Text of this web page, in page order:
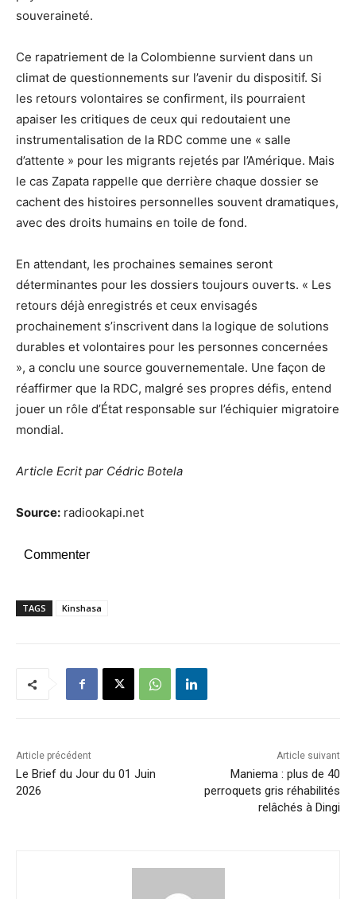
souveraineté.
Ce rapatriement de la Colombienne survient dans un
climat de questionnements sur l’avenir du dispositif. Si
les retours volontaires se confirment, ils pourraient
apaiser les critiques de ceux qui redoutaient une
instrumentalisation de la RDC comme une « salle
d’attente » pour les migrants rejetés par l’Amérique. Mais
le cas Zapata rappelle que derrière chaque dossier se
cachent des histoires personnelles souvent dramatiques,
avec des droits humains en toile de fond.
En attendant, les prochaines semaines seront
déterminantes pour les dossiers toujours ouverts. « Les
retours déjà enregistrés et ceux envisagés
prochainement s’inscrivent dans la logique de solutions
durables et volontaires pour les personnes concernées
», a conclu une source gouvernementale. Une façon de
réaffirmer que la RDC, malgré ses propres défis, entend
jouer un rôle d’État responsable sur l’échiquier migratoire
mondial.
Article Ecrit par Cédric Botela
Source: radiookapi.net
Commenter
TAGS Kinshasa
Article précédent
Le Brief du Jour du 01 Juin
2026
Article suivant
Maniema : plus de 40
perroquets gris réhabilités
relâchés à Dingi